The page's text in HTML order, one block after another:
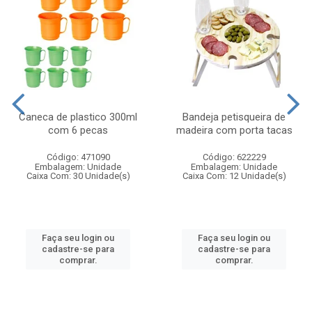
Caneca de plastico 300ml
com 6 pecas
Código: 471090
Embalagem: Unidade
Caixa Com: 30 Unidade(s)
Faça seu login ou
cadastre-se para
comprar.
Bandeja petisqueira de
madeira com porta tacas
Código: 622229
Embalagem: Unidade
Caixa Com: 12 Unidade(s)
Faça seu login ou
cadastre-se para
comprar.